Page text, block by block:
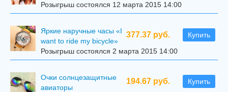
Розыгрыш состоялся 12 марта 2015 14:00
377.37 руб. Купить
Яркие наручные часы «I
want to ride my bicycle»
Розыгрыш состоялся 2 марта 2015 14:00
194.67 руб. Купить
Очки солнцезащитные
авиаторы